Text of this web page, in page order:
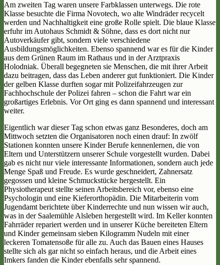
Am zweiten Tag waren unsere Farbklassen unterwegs. Die rote
Klasse besuchte die Firma Novotech, wo alte Windräder recycelt
werden und Nachhaltigkeit eine große Rolle spielt. Die blaue Klasse
erfuhr im Autohaus Schmidt & Söhne, dass es dort nicht nur
Autoverkäufer gibt, sondern viele verschiedene
Ausbildungsmöglichkeiten. Ebenso spannend war es für die Kinder
aus dem Grünen Raum im Rathaus und in der Arztpraxis
Holodniak. Überall begegneten sie Menschen, die mit ihrer Arbeit
dazu beitragen, dass das Leben anderer gut funktioniert. Die Kinder
der gelben Klasse durften sogar mit Polizeifahrzeugen zur
Fachhochschule der Polizei fahren – schon die Fahrt war ein
großartiges Erlebnis. Vor Ort ging es dann spannend und interessant
weiter.
Eigentlich war dieser Tag schon etwas ganz Besonderes, doch am
Mittwoch setzten die Organisatoren noch einen drauf: In zwölf
Stationen konnten unsere Kinder Berufe kennenlernen, die von
Eltern und Unterstützern unserer Schule vorgestellt wurden. Dabei
gab es nicht nur viele interessante Informationen, sondern auch jede
Menge Spaß und Freude. Es wurde geschneidert, Zahnersatz
gegossen und kleine Schmuckstücke hergestellt. Ein
Physiotherapeut stellte seinen Arbeitsbereich vor, ebenso eine
Psychologin und eine Kieferorthopädin. Die Mitarbeiterin vom
Jugendamt berichtete über Kinderrechte und nun wissen wir auch,
was in der Saalemühle Alsleben hergestellt wird. Im Keller konnten
Fahrräder repariert werden und in unserer Küche bereiteten Eltern
und Kinder gemeinsam sieben Kilogramm Nudeln mit einer
leckeren Tomatensoße für alle zu. Auch das Bauen eines Hauses
stellte sich als gar nicht so einfach heraus, und die Arbeit eines
Imkers fanden die Kinder ebenfalls sehr spannend.